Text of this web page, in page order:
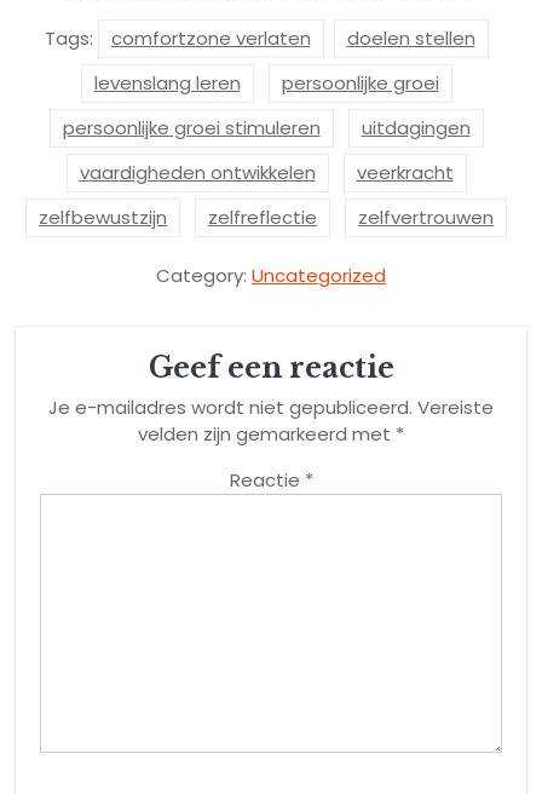
Tags: comfortzone verlaten
doelen stellen
levenslang leren
persoonlijke groei
persoonlijke groei stimuleren
uitdagingen
vaardigheden ontwikkelen
veerkracht
zelfbewustzijn
zelfreflectie zelfvertrouwen
Category: Uncategorized
Geef een reactie
Je e-mailadres wordt niet gepubliceerd. Vereiste
velden zijn gemarkeerd met *
Reactie *